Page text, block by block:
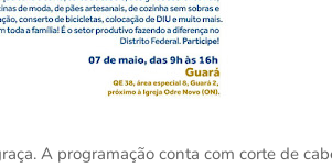
A programação conta com corte de